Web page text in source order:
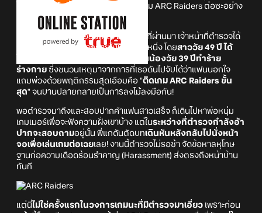
โนสนโนแคร์เพื่อจะรีบเดินกลับไปกดเกม ARC Raiders ต่อซะอย่าง
เรื่องของเรื่องคือเมื่อวันที่ 20 มิถุนายนที่ผ่านมา เจ้าหน้าที่ตำรวจได้
รับแจ้งเหตุทะเลาะวิวาทภายในบ้านหลังหนึ่ง โดยสาววัย 49 ปี ได้
โทรแจ้งความว่าเธอโดนแฟนหนุ่มรุ่นน้องวัย 39 ปีทำร้าย
ร่างกาย ซึ่งชนวนเหตุมาจากการที่เธอดันไปจับได้ว่าแฟนนอกใจ
แถมพ่วงด้วยพฤติกรรมสุดเอือมคือ "ติดเกม ARC Raiders ขั้น
สุด" จนบานปลายกลายเป็นการลงไม้ลงมือกัน!
พอตำรวจมาถึงและสอบปากคำแฟนสาวเสร็จ ก็เดินไปหาพ่อหนุ่ม
เกมเมอร์เพื่อจะฟังความฝั่งเขาบ้าง แต่ในระหว่างที่ตำรวจกำลังอ้า
ปากจะสอบถามอยู่นั้น พี่แกดันตัดบทเดินหันหลังกลับไปนั่งหน้า
จอเพื่อเล่นเกมต่อเฉยเลย! งานนี้ตำรวจไม่รอช้า จัดข้อหาลหุโทษ
ฐานก่อความเดือดร้อนรำคาญ (Harassment) ส่งตรงถึงหน้าบ้าน
ทันที
แต่นี่ไม่ใช่ครั้งแรกในวงการเกมนะที่มีตำรวจมาเอี่ยว เพราะก่อน